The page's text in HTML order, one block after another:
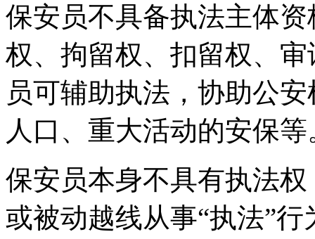
保安员不具备执法主体
权、拘留权、扣留权、
员可辅助执法，协助公
人口、重大活动的安保等
保安员本身不具有执法
或被动越线从事“执法”